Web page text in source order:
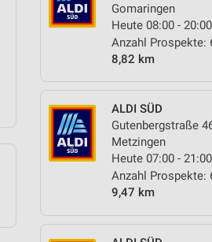
Gomaringen
Heute 08:00 -
Anzahl Prospekte:
8,82 km
ALDI SÜD
Gutenbergstraße
Metzingen
Heute 07:00 -
Anzahl Prospekte:
9,47 km